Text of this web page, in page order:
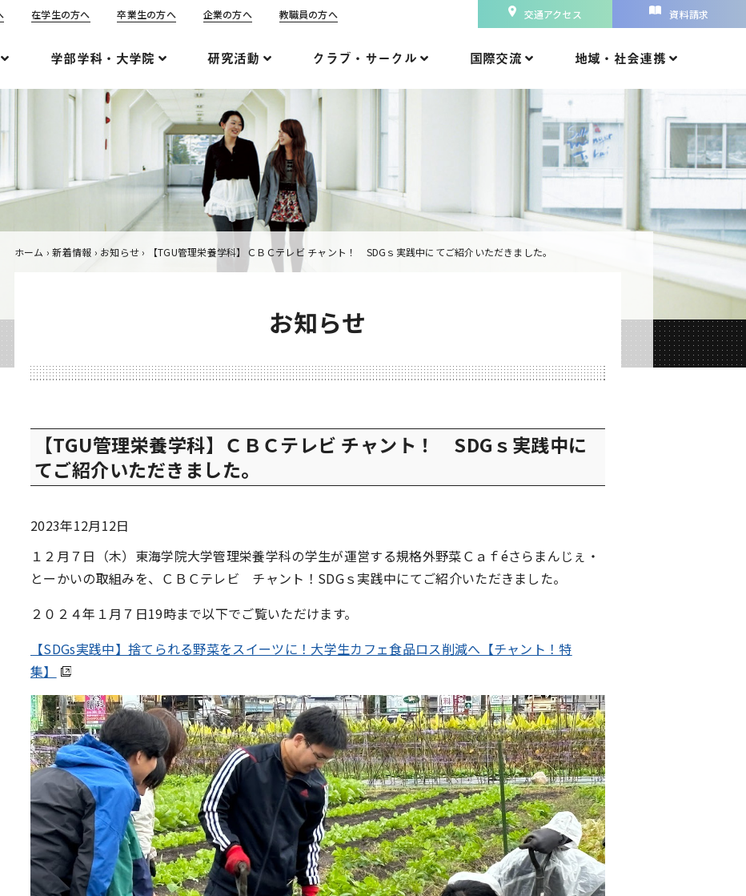
在学生の方へ 卒業生の方へ 企業の方へ 教職員の方へ 交通アクセス 資料請求
学部学科・大学院 研究活動 クラブ・サークル 国際交流 地域・社会連携
ホーム ›新着情報 › お知らせ› 【TGU管理栄養学科】ＣＢＣテレビ チャント！ SDGｓ実践中にてご紹介いただきました。
お知らせ
【TGU管理栄養学科】ＣＢＣテレビ チャント！ SDGｓ実践中に
てご紹介いただきました。
2023年12月12日
１２月７日（木）東海学院大学管理栄養学科の学生が運営する規格外野菜Ｃａｆéさらまんじぇ・
とーかいの取組みを、ＣＢＣテレビ チャント！SDGｓ実践中にてご紹介いただきました。
２０２４年１月７日19時まで以下でご覧いただけます。
【SDGs実践中】捨てられる野菜をスイーツに！大学生カフェ食品ロス削減へ【チャント！特
集】